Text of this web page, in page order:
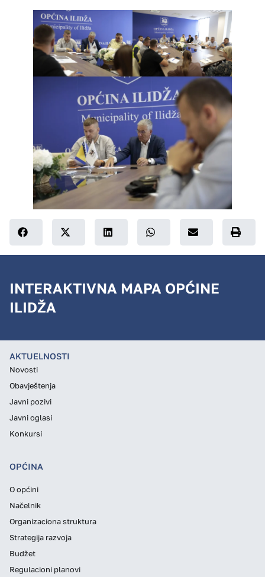
INTERAKTIVNA MAPA OPĆINE
ILIDŽA
AKTUELNOSTI
Novosti
Obavještenja
Javni pozivi
Javni oglasi
Konkursi
OPĆINA
O općini
Načelnik
Organizaciona struktura
Strategija razvoja
Budžet
Regulacioni planovi